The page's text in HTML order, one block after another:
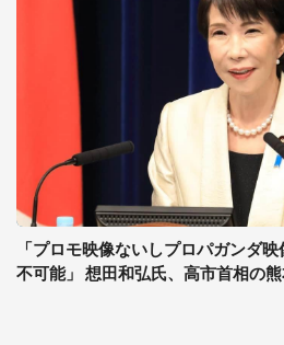
「プロモ映像ないしプロパガンダ
不可能」 想田和弘氏、高市首相の